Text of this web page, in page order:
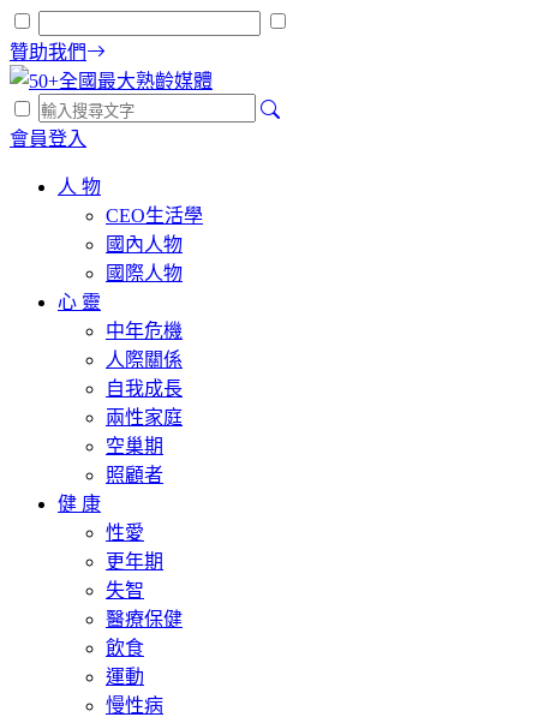
贊助我們
會員登入
人 物
CEO生活學
國內人物
國際人物
心 靈
中年危機
人際關係
自我成長
兩性家庭
空巢期
照顧者
健 康
性愛
更年期
失智
醫療保健
飲食
運動
慢性病